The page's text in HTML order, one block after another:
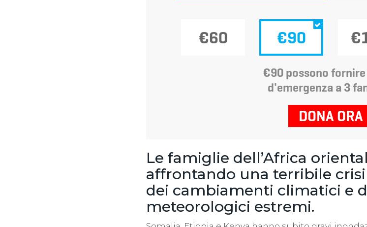
€60 €90
€90 possono
d'emergenza a 3
DONA ORA
Le famiglie dell’Africa
affrontando una terribile
dei cambiamenti climatici e
meteorologici estremi.